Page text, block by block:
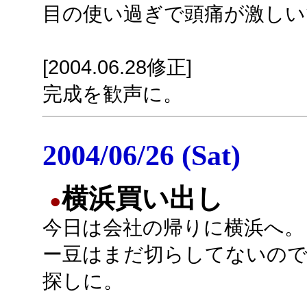
目の使い過ぎで頭痛が激し
[2004.06.28修正]
完成を歓声に。
2004/06/26 (Sat)
●横浜買い出し
今日は会社の帰りに横浜へ
ー豆はまだ切らしてないの
探しに。